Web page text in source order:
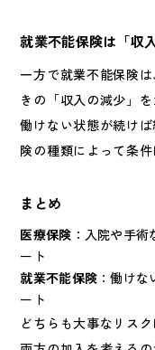
就業不能保険は「収
一方で就業不能保険
きの「収入の減少」
働けない状態が続け
険の種類によって条件
まとめ
医療保険 ：入院や手
ート
就業不能保険 ：働け
ート
どちらも大事なリス